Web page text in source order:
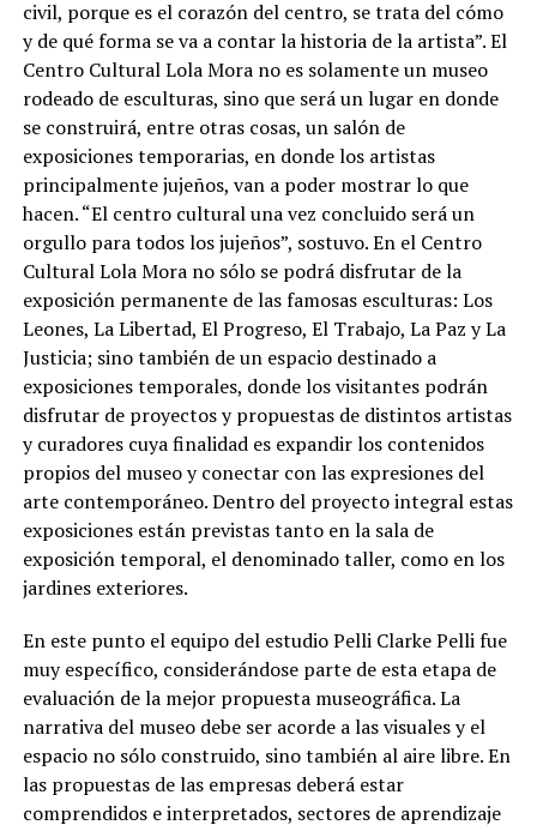
civil, porque es el corazón del centro, se trata del cómo
y de qué forma se va a contar la historia de la artista”. El
Centro Cultural Lola Mora no es solamente un museo
rodeado de esculturas, sino que será un lugar en donde
se construirá, entre otras cosas, un salón de
exposiciones temporarias, en donde los artistas
principalmente jujeños, van a poder mostrar lo que
hacen. “El centro cultural una vez concluido será un
orgullo para todos los jujeños”, sostuvo. En el Centro
Cultural Lola Mora no sólo se podrá disfrutar de la
exposición permanente de las famosas esculturas: Los
Leones, La Libertad, El Progreso, El Trabajo, La Paz y La
Justicia; sino también de un espacio destinado a
exposiciones temporales, donde los visitantes podrán
disfrutar de proyectos y propuestas de distintos artistas
y curadores cuya finalidad es expandir los contenidos
propios del museo y conectar con las expresiones del
arte contemporáneo. Dentro del proyecto integral estas
exposiciones están previstas tanto en la sala de
exposición temporal, el denominado taller, como en los
jardines exteriores.
En este punto el equipo del estudio Pelli Clarke Pelli fue
muy específico, considerándose parte de esta etapa de
evaluación de la mejor propuesta museográfica. La
narrativa del museo debe ser acorde a las visuales y el
espacio no sólo construido, sino también al aire libre. En
las propuestas de las empresas deberá estar
comprendidos e interpretados, sectores de aprendizaje